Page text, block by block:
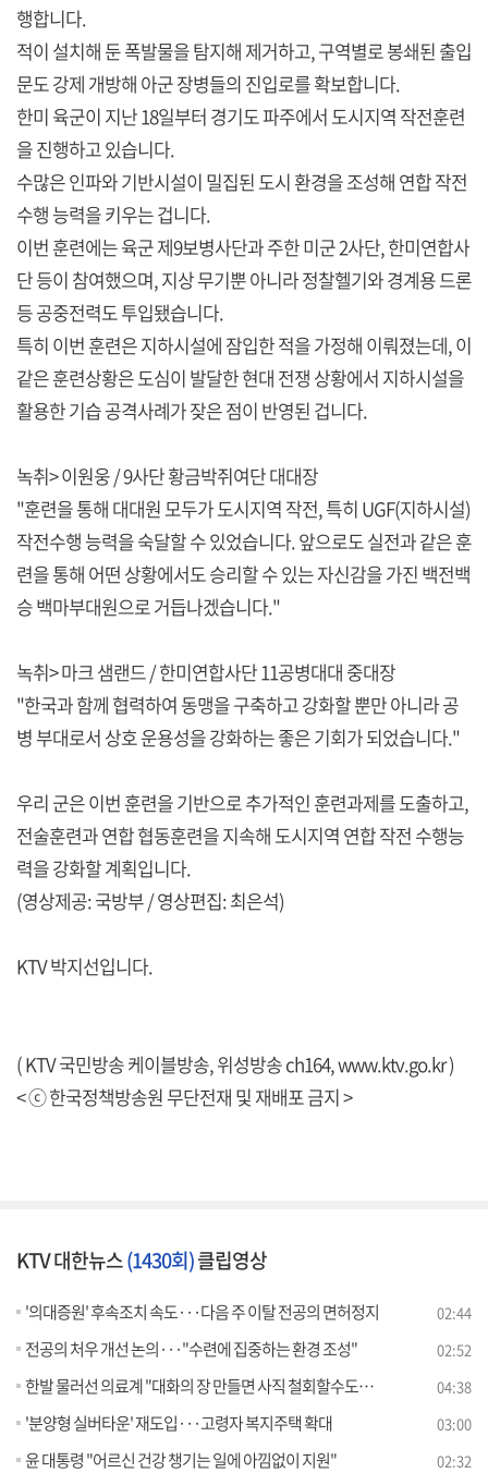
행합니다.
적이 설치해 둔 폭발물을 탐지해 제거하고, 구역별로 봉쇄된 출입
문도 강제 개방해 아군 장병들의 진입로를 확보합니다.
한미 육군이 지난 18일부터 경기도 파주에서 도시지역 작전훈련
을 진행하고 있습니다.
수많은 인파와 기반시설이 밀집된 도시 환경을 조성해 연합 작전
수행 능력을 키우는 겁니다.
이번 훈련에는 육군 제9보병사단과 주한 미군 2사단, 한미연합사
단 등이 참여했으며, 지상 무기뿐 아니라 정찰헬기와 경계용 드론
등 공중전력도 투입됐습니다.
특히 이번 훈련은 지하시설에 잠입한 적을 가정해 이뤄졌는데, 이
같은 훈련상황은 도심이 발달한 현대 전쟁 상황에서 지하시설을
활용한 기습 공격사례가 잦은 점이 반영된 겁니다.
녹취> 이원웅 / 9사단 황금박쥐여단 대대장
"훈련을 통해 대대원 모두가 도시지역 작전, 특히 UGF(지하시설)
작전수행 능력을 숙달할 수 있었습니다. 앞으로도 실전과 같은 훈
련을 통해 어떤 상황에서도 승리할 수 있는 자신감을 가진 백전백
승 백마부대원으로 거듭나겠습니다."
녹취> 마크 샘랜드 / 한미연합사단 11공병대대 중대장
"한국과 함께 협력하여 동맹을 구축하고 강화할 뿐만 아니라 공
병 부대로서 상호 운용성을 강화하는 좋은 기회가 되었습니다."
우리 군은 이번 훈련을 기반으로 추가적인 훈련과제를 도출하고,
전술훈련과 연합 협동훈련을 지속해 도시지역 연합 작전 수행능
력을 강화할 계획입니다.
(영상제공: 국방부 / 영상편집: 최은석)
KTV 박지선입니다.
( KTV 국민방송 케이블방송, 위성방송 ch164,www.ktv.go.kr)
< ⓒ 한국정책방송원 무단전재 및 재배포 금지 >
KTV 대한뉴스(1430회)클립영상
'의대증원' 후속조치 속도···다음 주 이탈 전공의 면허정지 02:44
전공의 처우 개선 논의···"수련에 집중하는 환경 조성" 02:52
한발 물러선 의료계 "대화의 장 만들면 사직 철회할수도" [뉴스의 맥] 04:38
'분양형 실버타운' 재도입···고령자 복지주택 확대 03:00
윤 대통령 "어르신 건강 챙기는 일에 아낌없이 지원" 02:32